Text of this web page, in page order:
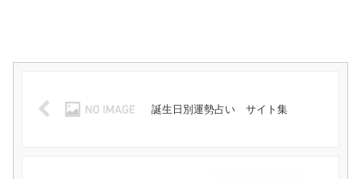
誕生日別運勢占い サイト集